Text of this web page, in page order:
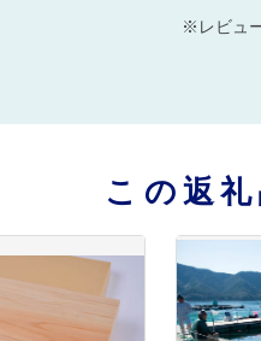
※レビュ
この返